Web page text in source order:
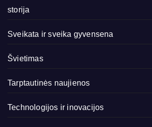
storija
Sveikata ir sveika gyvensena
Švietimas
Tarptautinės naujienos
Technologijos ir inovacijos